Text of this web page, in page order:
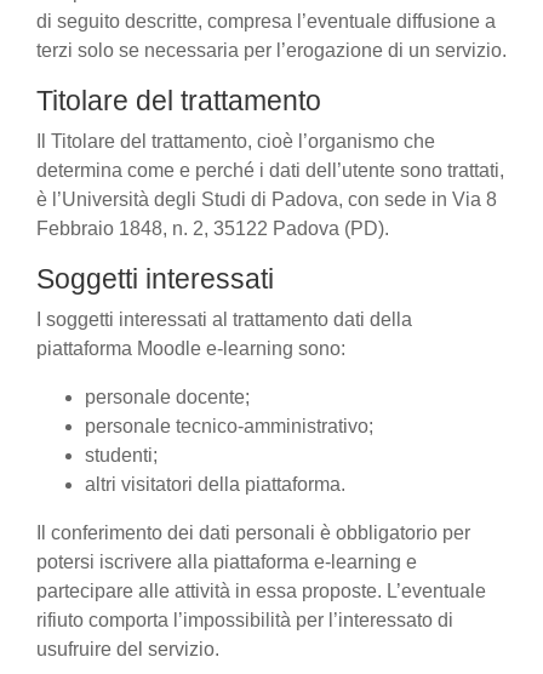
di seguito descritte, compresa l’eventuale diffusione a
terzi solo se necessaria per l’erogazione di un servizio.
Titolare del trattamento
Il Titolare del trattamento, cioè l’organismo che
determina come e perché i dati dell’utente sono trattati,
è l’Università degli Studi di Padova, con sede in Via 8
Febbraio 1848, n. 2, 35122 Padova (PD).
Soggetti interessati
I soggetti interessati al trattamento dati della
piattaforma Moodle e-learning sono:
personale docente;
personale tecnico-amministrativo;
studenti;
altri visitatori della piattaforma.
Il conferimento dei dati personali è obbligatorio per
potersi iscrivere alla piattaforma e-learning e
partecipare alle attività in essa proposte. L’eventuale
rifiuto comporta l’impossibilità per l’interessato di
usufruire del servizio.